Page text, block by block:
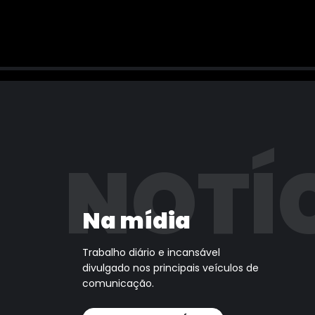
Na mídia
Trabalho diário e incansável
divulgado nos principais veículos de
comunicação.